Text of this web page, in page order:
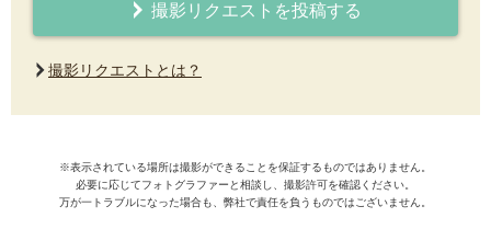
撮影リクエストを投稿する
撮影リクエストとは？
※表示されている場所は撮影ができることを保証するものではありません。
必要に応じてフォトグラファーと相談し、撮影許可を確認ください。
万が一トラブルになった場合も、弊社で責任を負うものではございません。